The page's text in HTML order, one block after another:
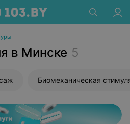
в Минске 5